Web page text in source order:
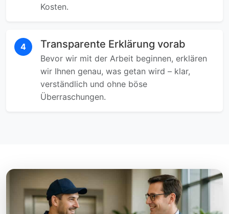
Kosten.
4 Transparente Erklärung vorab
Bevor wir mit der Arbeit beginnen, erklären
wir Ihnen genau, was getan wird – klar,
verständlich und ohne böse
Überraschungen.